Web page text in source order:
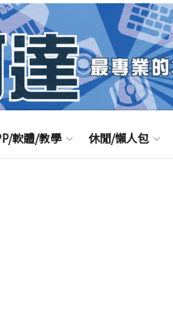
軟體/教學 休閒/懶人包